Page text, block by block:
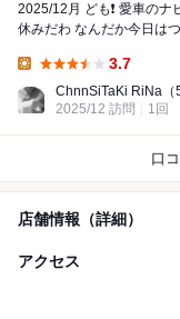
2025/12月 ども❗ 愛車のナビシステムは落ちるは 行きつけの散髪やさんは
休みだわ なんだか今日はついてないなぁ～❗ 疲れが溜まってるのかな？
3.7
ChnnSiTaKi RiNa
2025/12 訪問
1回
口
店舗情報（詳細）
アクセス